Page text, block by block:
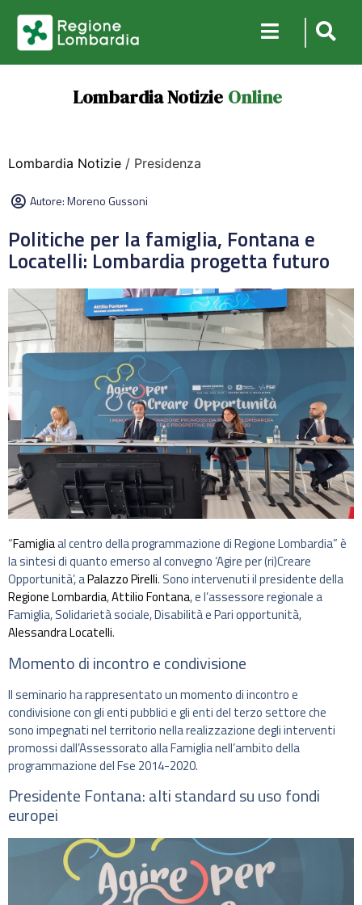
Lombardia Notizie Online
Lombardia Notizie / Presidenza
Autore:Moreno Gussoni
Politiche per la famiglia, Fontana e
Locatelli: Lombardia progetta futuro
“Famigliaal centro della programmazione di Regione Lombardia” è
la sintesi di quanto emerso al convegno ‘Agire per (ri)Creare
Opportunità’, aPalazzo Pirelli. Sono intervenuti il presidente della
Regione Lombardia,Attilio Fontana, e l’assessore regionale a
Famiglia, Solidarietà sociale, Disabilità e Pari opportunità,
Alessandra Locatelli.
Momento di incontro e condivisione
Il seminario ha rappresentato un momento di incontro e
condivisione con gli enti pubblici e gli enti del terzo settore che
sono impegnati nel territorio nella realizzazione degli interventi
promossi dall’Assessorato alla Famiglia nell’ambito della
programmazione del Fse 2014-2020.
Presidente Fontana: alti standard su uso fondi
europei